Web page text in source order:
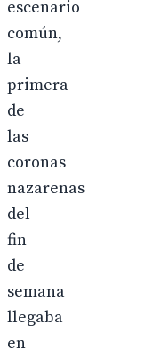
escenario
común,
la
primera
de
las
coronas
nazarenas
del
fin
de
semana
llegaba
en